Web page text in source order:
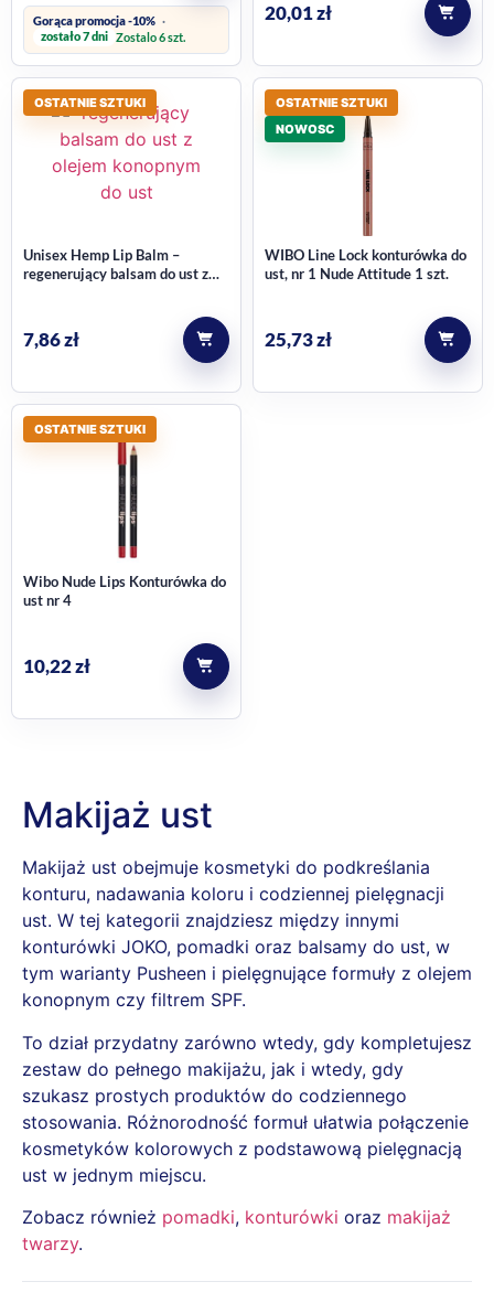
Gorąca promocja -10%
zostało 7 dni Zostalo 6 szt.
20,01zł
OSTATNIE SZTUKI
Unisex Hemp Lip Balm –
regenerujący balsam do ust z
7,86zł
OSTATNIE SZTUKI
NOWOSC
WIBO Line Lock konturówka do
ust, nr 1 Nude Attitude 1 szt.
25,73zł
OSTATNIE SZTUKI
Wibo Nude Lips Konturówka do
ust nr 4
10,22zł
Makijaż ust
Makijaż ust obejmuje kosmetyki do podkreślania
konturu, nadawania koloru i codziennej pielęgnacji
ust. W tej kategorii znajdziesz między innymi
konturówki JOKO, pomadki oraz balsamy do ust, w
tym warianty Pusheen i pielęgnujące formuły z olejem
konopnym czy filtrem SPF.
To dział przydatny zarówno wtedy, gdy kompletujesz
zestaw do pełnego makijażu, jak i wtedy, gdy
szukasz prostych produktów do codziennego
stosowania. Różnorodność formuł ułatwia połączenie
kosmetyków kolorowych z podstawową pielęgnacją
ust w jednym miejscu.
Zobacz również pomadki, konturówki oraz makijaż
twarzy.